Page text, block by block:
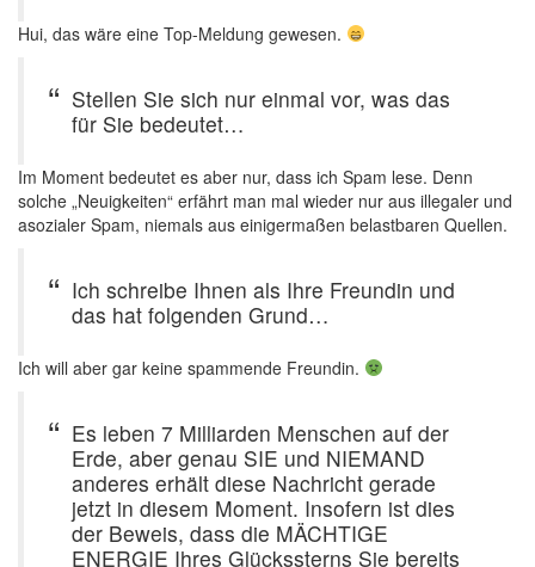
Hui, das wäre eine Top-Meldung gewesen.
Stellen Sie sich nur einmal vor, was das
für Sie bedeutet…
Im Moment bedeutet es aber nur, dass ich Spam lese. Denn
solche „Neuigkeiten“ erfährt man mal wieder nur aus illegaler und
asozialer Spam, niemals aus einigermaßen belastbaren Quellen.
Ich schreibe Ihnen als Ihre Freundin und
das hat folgenden Grund…
Ich will aber gar keine spammende Freundin.
Es leben 7 Milliarden Menschen auf der
Erde, aber genau SIE und NIEMAND
anderes erhält diese Nachricht gerade
jetzt in diesem Moment. Insofern ist dies
der Beweis, dass die MÄCHTIGE
ENERGIE Ihres Glückssterns Sie bereits